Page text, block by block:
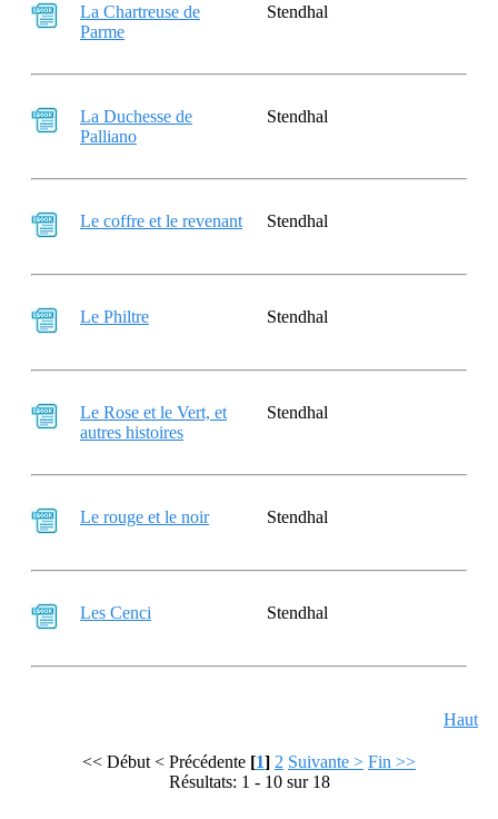
La Chartreuse de
Parme
Stendhal
La Duchesse de
Palliano
Stendhal
Le coffre et le revenant Stendhal
Le Philtre Stendhal
Le Rose et le Vert, et
autres histoires
Stendhal
Le rouge et le noir Stendhal
Les Cenci Stendhal
Haut
<< Début < Précédente [1] 2 Suivante > Fin >>
Résultats: 1 - 10 sur 18